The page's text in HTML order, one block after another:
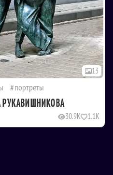
13
портреты
РУКАВИШНИКОВА
30.9K 1.1K